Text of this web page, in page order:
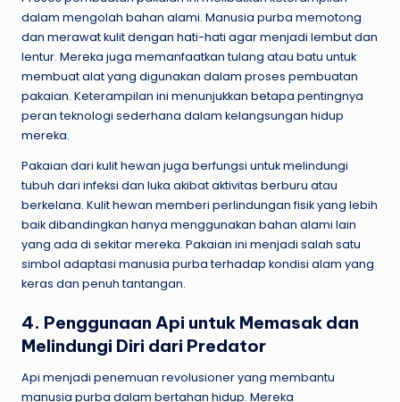
dalam mengolah bahan alami. Manusia purba memotong
dan merawat kulit dengan hati-hati agar menjadi lembut dan
lentur. Mereka juga memanfaatkan tulang atau batu untuk
membuat alat yang digunakan dalam proses pembuatan
pakaian. Keterampilan ini menunjukkan betapa pentingnya
peran teknologi sederhana dalam kelangsungan hidup
mereka.
Pakaian dari kulit hewan juga berfungsi untuk melindungi
tubuh dari infeksi dan luka akibat aktivitas berburu atau
berkelana. Kulit hewan memberi perlindungan fisik yang lebih
baik dibandingkan hanya menggunakan bahan alami lain
yang ada di sekitar mereka. Pakaian ini menjadi salah satu
simbol adaptasi manusia purba terhadap kondisi alam yang
keras dan penuh tantangan.
4. Penggunaan Api untuk Memasak dan
Melindungi Diri dari Predator
Api menjadi penemuan revolusioner yang membantu
manusia purba dalam bertahan hidup. Mereka